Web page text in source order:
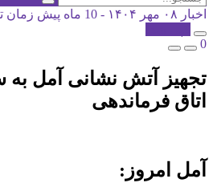
اخبار ۰۸ مهر ۱۴۰۴ - 10 ماه پیش
زمان
0
تجهیز آتش نشانی آمل
اتاق فرماندهی
آمل امروز: